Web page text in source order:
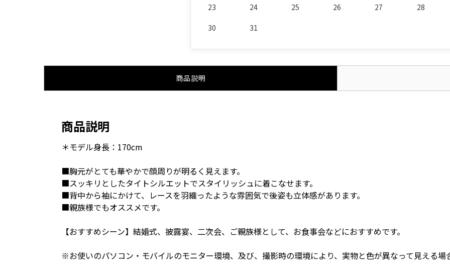
23 24 25 26 27 28
30 31
商品説明
商品説明
＊モデル身長：170cm
■胸元がとても華やかで顔周りが明るく見えます。
■スッキリとしたタイトシルエットでスタイリッシュに着こなせます。
■背中から袖にかけて、レースを羽織ったような雰囲気で後姿も立体感があります。
■親族様でもオススメです。
【おすすめシーン】結婚式、披露宴、二次会、ご親族様として、お食事会などにおすすめです。
※お使いのパソコン・モバイルのモニター環境、及び、撮影時の環境により、実物と色が異なって見える場